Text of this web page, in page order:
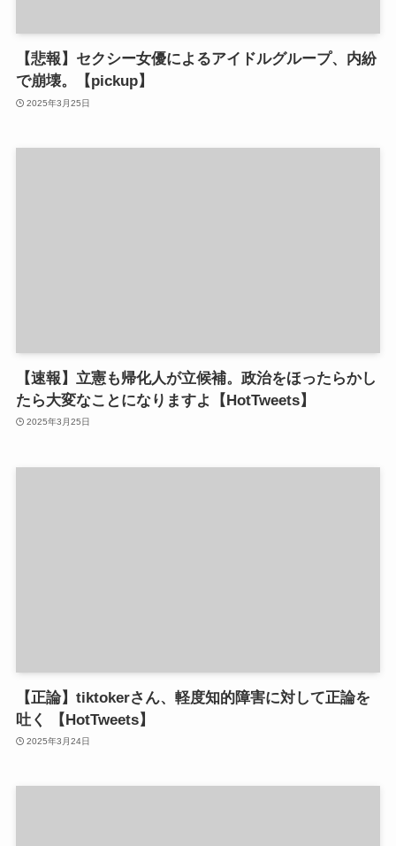
【悲報】セクシー女優によるアイドルグループ、内紛
で崩壊。【pickup】
2025年3月25日
【速報】立憲も帰化人が立候補。政治をほったらかし
たら大変なことになりますよ【HotTweets】
2025年3月25日
【正論】tiktokerさん、軽度知的障害に対して正論を
吐く 【HotTweets】
2025年3月24日